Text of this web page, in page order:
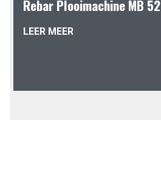
Rebar Plooimachine MB 52
LEER MEER